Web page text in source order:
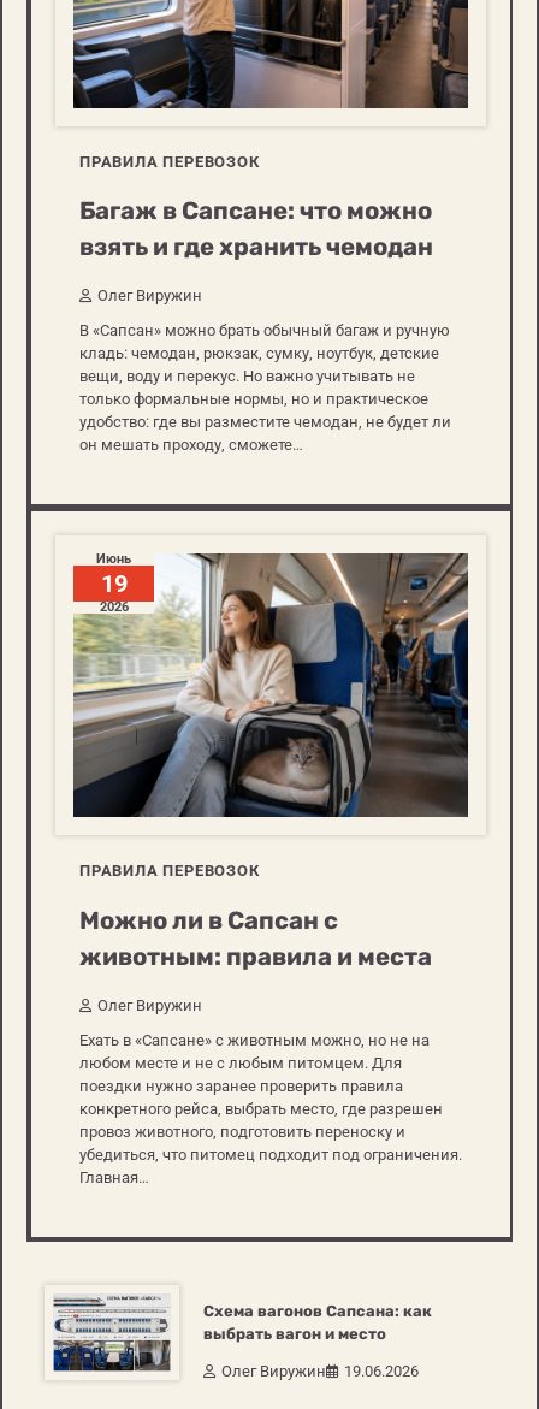
ПРАВИЛА ПЕРЕВОЗОК
Багаж в Сапсане: что можно
взять и где хранить чемодан
Олег Виружин
В «Сапсан» можно брать обычный багаж и ручную
кладь: чемодан, рюкзак, сумку, ноутбук, детские
вещи, воду и перекус. Но важно учитывать не
только формальные нормы, но и практическое
удобство: где вы разместите чемодан, не будет ли
он мешать проходу, сможете…
Июнь
19
2026
ПРАВИЛА ПЕРЕВОЗОК
Можно ли в Сапсан с
животным: правила и места
Олег Виружин
Ехать в «Сапсане» с животным можно, но не на
любом месте и не с любым питомцем. Для
поездки нужно заранее проверить правила
конкретного рейса, выбрать место, где разрешен
провоз животного, подготовить переноску и
убедиться, что питомец подходит под ограничения.
Главная…
Схема вагонов Сапсана: как
выбрать вагон и место
Олег Виружин 19.06.2026